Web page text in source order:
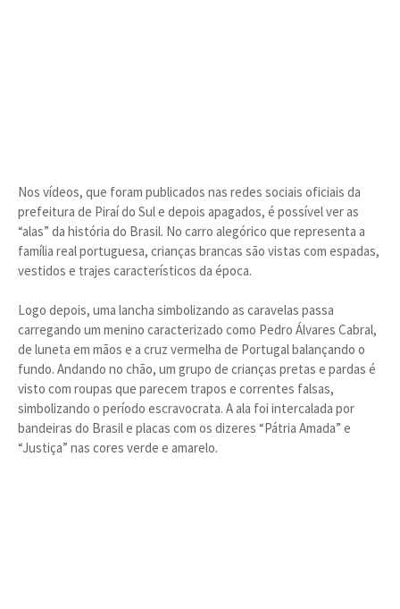
Nos vídeos, que foram publicados nas redes sociais oficiais da
prefeitura de Piraí do Sul e depois apagados, é possível ver as
“alas” da história do Brasil. No carro alegórico que representa a
família real portuguesa, crianças brancas são vistas com espadas,
vestidos e trajes característicos da época.
Logo depois, uma lancha simbolizando as caravelas passa
carregando um menino caracterizado como Pedro Álvares Cabral,
de luneta em mãos e a cruz vermelha de Portugal balançando o
fundo. Andando no chão, um grupo de crianças pretas e pardas é
visto com roupas que parecem trapos e correntes falsas,
simbolizando o período escravocrata. A ala foi intercalada por
bandeiras do Brasil e placas com os dizeres “Pátria Amada” e
“Justiça” nas cores verde e amarelo.